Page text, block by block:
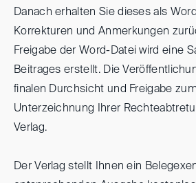
Danach erhalten Sie dieses als
Korrekturen und Anmerkungen
Freigabe der Word-Datei wird eine
Beitrages erstellt. Die
finalen Durchsicht und Freigabe
Unterzeichnung Ihrer
Verlag.
Der Verlag stellt Ihnen ein